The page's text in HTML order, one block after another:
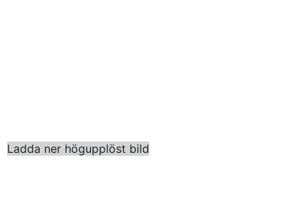
Ladda ner högupplöst bild